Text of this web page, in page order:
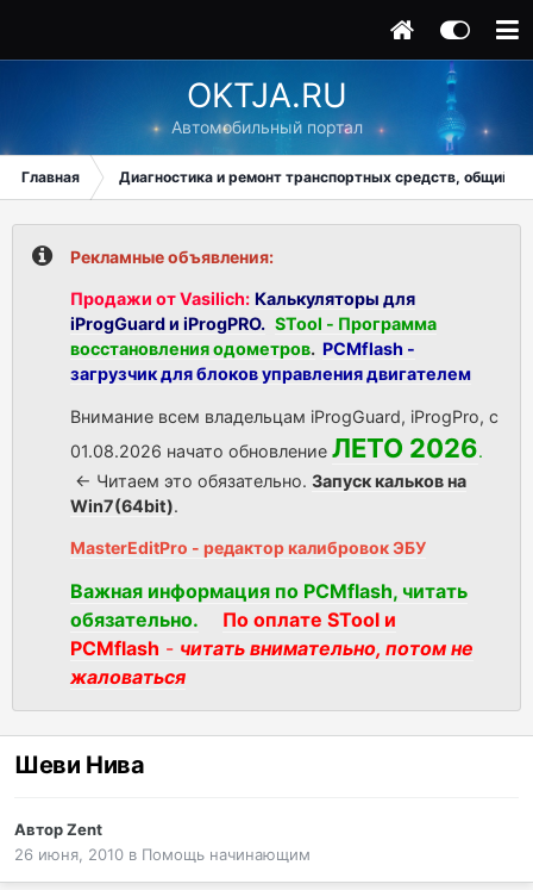
OKTJA.RU
Автомобильный портал
Главная Диагностика и ремонт транспортных средств, общий
Рекламные объявления:
Продажи от Vasilich: Калькуляторы для
iProgGuard и iProgPRO. STool - Программа
восстановления одометров. PCMflash -
загрузчик для блоков управления двигателем
Внимание всем владельцам iProgGuard, iProgPro, с
01.08.2026 начато обновление ЛЕТО 2026.
<- Читаем это обязательно. Запуск кальков на
Win7(64bit).
MasterEditPro - редактор калибровок ЭБУ
Важная информация по PCMflash, читать
обязательно.
По оплате STool и
PCMflash - читать внимательно, потом не
жаловаться
Шеви Нива
АвторZent
26 июня, 2010 в Помощь начинающим